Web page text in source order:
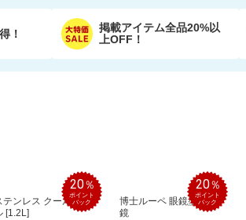
！
掲載アイテム全品20%以
上OFF！
20％
ポイント
バック
テンレス クールボト
[1.2L]
20％
ポイント
バック
博士ルーペ 眼鏡型拡大
鏡